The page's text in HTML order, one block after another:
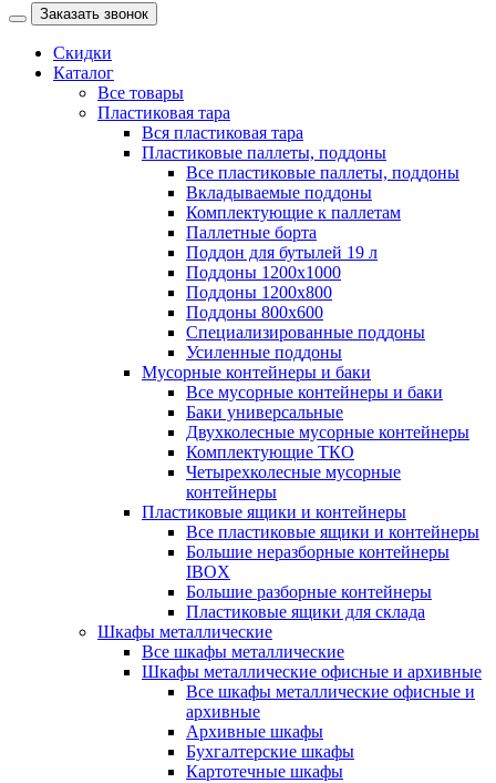
Заказать звонок
Скидки
Каталог
Все товары
Пластиковая тара
Вся пластиковая тара
Пластиковые паллеты, поддоны
Все пластиковые паллеты, поддоны
Вкладываемые поддоны
Комплектующие к паллетам
Паллетные борта
Поддон для бутылей 19 л
Поддоны 1200х1000
Поддоны 1200х800
Поддоны 800х600
Специализированные поддоны
Усиленные поддоны
Мусорные контейнеры и баки
Все мусорные контейнеры и баки
Баки универсальные
Двухколесные мусорные контейнеры
Комплектующие ТКО
Четырехколесные мусорные
контейнеры
Пластиковые ящики и контейнеры
Все пластиковые ящики и контейнеры
Большие неразборные контейнеры
IBOX
Большие разборные контейнеры
Пластиковые ящики для склада
Шкафы металлические
Все шкафы металлические
Шкафы металлические офисные и архивные
Все шкафы металлические офисные и
архивные
Архивные шкафы
Бухгалтерские шкафы
Картотечные шкафы